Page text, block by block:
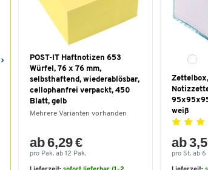
POST-IT Haftnotizen 653
Würfel, 76 x 76 mm,
selbsthaftend, wiederablösbar,
cellophanfrei verpackt, 450
Blatt, gelb
Mehrere Varianten vorhanden
ab 6,29 €
pro Pak. ab 12 Pak.
weiß
ab
pro St. ab 6